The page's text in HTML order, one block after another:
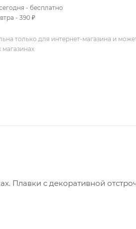
- бесплатно
- 390 ₽
только для интернет-магазина и
магазинах
Плавки с декоративной